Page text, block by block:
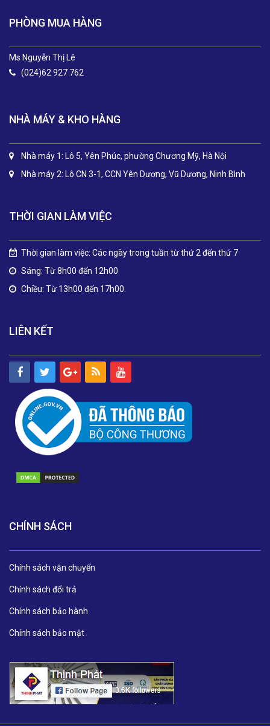
PHÒNG MUA HÀNG
Ms Nguyễn Thị Lê
(024)62 927 762
NHÀ MÁY & KHO HÀNG
Nhà máy 1: Lô 5, Yên Phúc, phường Chương Mỹ, Hà Nội
Nhà máy 2: Lô CN 3-1, CCN Yên Dương, Vũ Dương, Ninh Bình
THỜI GIAN LÀM VIỆC
Thời gian làm việc: Các ngày trong tuần từ thứ 2 đến thứ 7
Sáng: Từ 8h00 đến 12h00
Chiều: Từ 13h00 đến 17h00.
LIÊN KẾT
CHÍNH SÁCH
Chính sách vận chuyển
Chính sách đổi trả
Chính sách bảo hành
Chính sách bảo mật